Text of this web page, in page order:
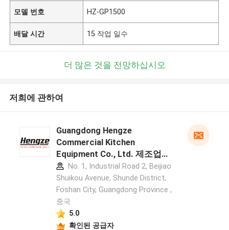
모델 번호 HZ-GP1500
배달 시간 15 작업 일수
더 많은 것을 전망하십시오
저희에 관하여
Guangdong Hengze
Commercial Kitchen
Equipment Co., Ltd. 제조업체
프로필No. 1, Industrial Road 2, Beijiao
Shuikou Avenue, Shunde District,
Foshan City, Guangdong Province ,
중국
5.0
확인된 공급자